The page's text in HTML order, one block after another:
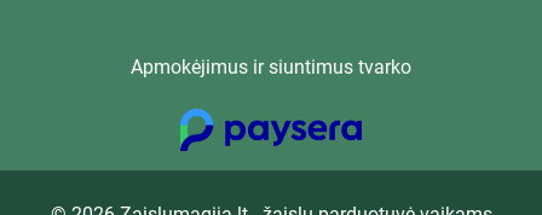
Apmokėjimus ir siuntimus tvarko